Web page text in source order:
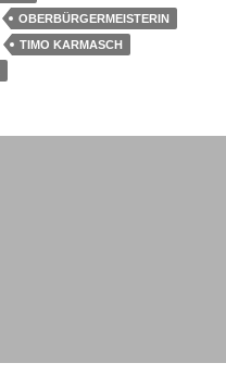
OBERBÜRGERMEISTERIN
TIMO KARMASCH